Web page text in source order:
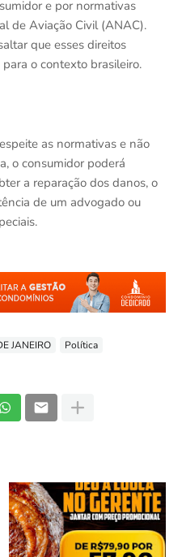
e por normativas
de Aviação Civil (ANAC).
que esses direitos
o contexto brasileiro.
as normativas e não
o consumidor poderá
a reparação dos danos, o
de um advogado ou
JANEIRO
Política